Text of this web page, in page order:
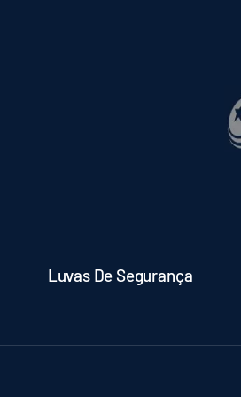
Luvas De Segurança